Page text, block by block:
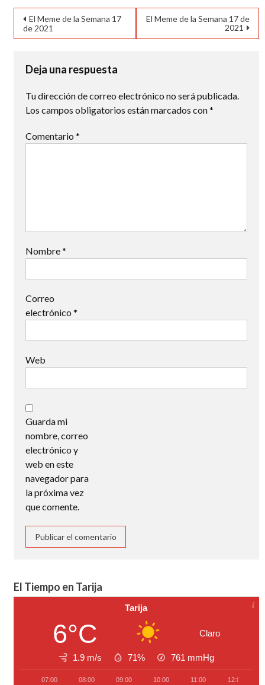
Navegación
de
entradas
El Meme de la Semana 17
de 2021
El Meme de la Semana 17 de
2021
Deja una respuesta
Tu dirección de correo electrónico no será publicada.
Los campos obligatorios están marcados con*
Comentario *
Nombre*
Correo
electrónico *
Web
Guarda mi
nombre, correo
electrónico y
web en este
navegador para
la próxima vez
que comente.
El Tiempo en Tarija
Tarija
6°C Claro
1.9 m/s 71% 761 mmHg
07:00 08:00 09:00 10:00 11:00 12:00